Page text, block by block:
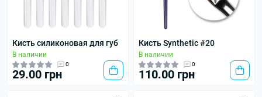
Кисть силиконовая для губ
В наличии
0
29.00 грн
Кисть Synthetic #20
В наличии
0
110.00 грн